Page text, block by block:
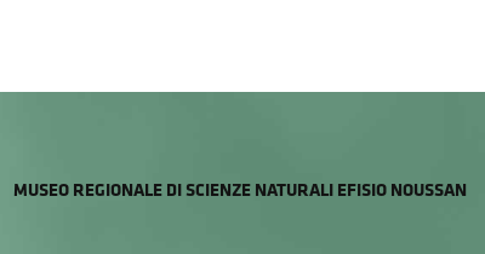
MUSEO REGIONALE DI SCIENZE NATURALI EFISIO NOUSSAN